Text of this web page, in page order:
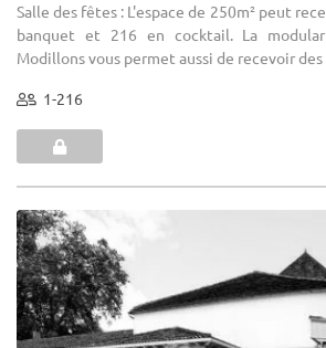
Salle des fêtes : L'espace de 250m² peut
banquet et 216 en cocktail. La
Modillons vous permet aussi de recevoir des
1-216